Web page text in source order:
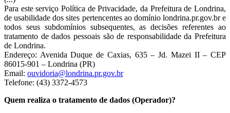
Para este serviço Política de Privacidade, da Prefeitura de Londrina,
de usabilidade dos sites pertencentes ao domínio londrina.pr.gov.br e
todos seus subdomínios subsequentes, as decisões referentes ao
tratamento de dados pessoais são de responsabilidade da Prefeitura
de Londrina.
Endereço: Avenida Duque de Caxias, 635 – Jd. Mazei II – CEP
86015-901 – Londrina (PR)
Email: ouvidoria@londrina.pr.gov.br
Telefone: (43) 3372-4573
Quem realiza o tratamento de dados (Operador)?